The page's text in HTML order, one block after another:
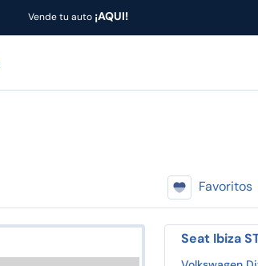
Vende tu auto¡AQUI!
Favoritos
Seat Ibiza